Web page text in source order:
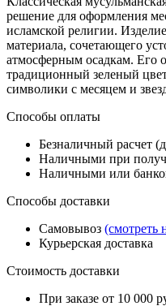
решение для оформления
исламской религии.
материала, сочетающего
атмосферным осадкам. Его
традиционный зеленый
символики с месяцем и
Способы оплаты
Безналичный расчет
Наличными при
Наличными или
Способы доставки
Самовывоз (смотреть
Курьерская доставка
Стоимость доставки
При заказе от 10 000